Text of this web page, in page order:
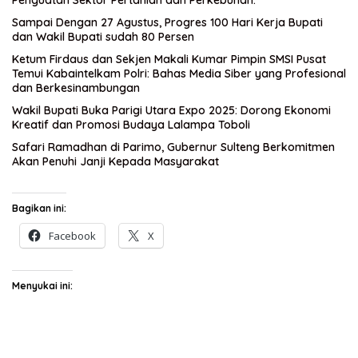
Sampai Dengan 27 Agustus, Progres 100 Hari Kerja Bupati
dan Wakil Bupati sudah 80 Persen
Ketum Firdaus dan Sekjen Makali Kumar Pimpin SMSI Pusat
Temui Kabaintelkam Polri: Bahas Media Siber yang Profesional
dan Berkesinambungan
Wakil Bupati Buka Parigi Utara Expo 2025: Dorong Ekonomi
Kreatif dan Promosi Budaya Lalampa Toboli
Safari Ramadhan di Parimo, Gubernur Sulteng Berkomitmen
Akan Penuhi Janji Kepada Masyarakat
Bagikan ini:
Facebook X
Menyukai ini: